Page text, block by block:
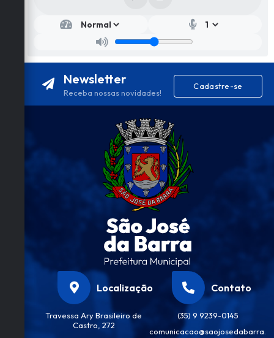
Newsletter
Receba nossas novidades!
Cadastre-se
Localização
Travessa Ary Brasileiro de
Castro, 272
Contato
(35) 9 9239-0145
comunicacao@saojosedabarra.